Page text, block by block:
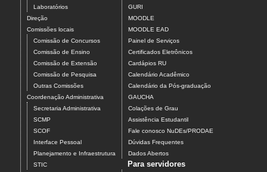
Laboratórios
Direção
Comissões locais
Comissão de Concursos
Comissão de Ensino
Comissão de Extensão
Comissão de Pesquisa
Outras Comissões
Coordenação Administrativa
Secretaria Administrativa
SCMP
SCOF
Interface Pessoal
Planejamento e Infraestrutura
STIC
GURI
MOODLE
MOODLE EAD
Painel de Serviços
Certificados Eletrônicos
Cardápios RU
Calendário Acadêmico
Calendário da Pós-graduação
GAUCHA
Colações de Grau
Assistência Estudantil
Fale conosco NuDEs/PRODAE
Dúvidas Frequentes
Dados Abertos
Para servidores